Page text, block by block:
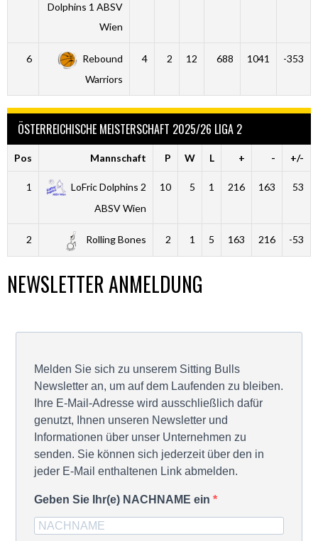
Dolphins 1 ABSV
Wien
6
Rebound
Warriors
4 2 12 688 1041 -353
ÖSTERREICHISCHE MEISTERSCHAFT 2025/26 LIGA 2
Pos Mannschaft P W L + - +/-
1
LoFric Dolphins 2
ABSV Wien
10 5 1 216 163 53
2 Rolling Bones 2 1 5 163 216 -53
NEWSLETTER ANMELDUNG
Melden Sie sich zu unserem Sitting Bulls
Newsletter an, um auf dem Laufenden zu bleiben.
Ihre E-Mail-Adresse wird ausschließlich dafür
genutzt, Ihnen unseren Newsletter und
Informationen über unser Unternehmen zu
senden. Sie können sich jederzeit über den in
jeder E-Mail enthaltenen Link abmelden.
Geben Sie Ihr(e) NACHNAME ein